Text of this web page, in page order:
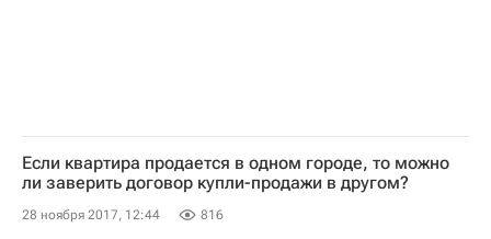
Если квартира продается в одном городе, то можно
ли заверить договор купли-продажи в другом?
28 ноября 2017, 12:44 816